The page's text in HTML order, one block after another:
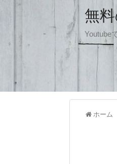
無
Youtube
ホーム